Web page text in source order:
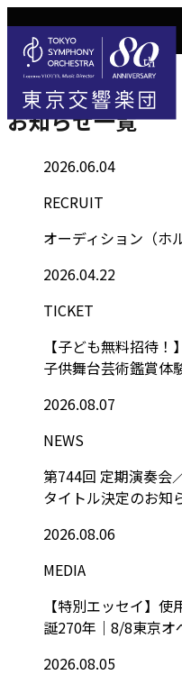
トップ お知らせ一覧
Information
お知らせ一覧
2026.06.04
RECRUIT
オーディション（ホ
2026.04.22
TICKET
【子ども無料招待
子供舞台芸術鑑賞体
2026.08.07
NEWS
第744回 定期演奏
タイトル決定のお知
2026.08.06
MEDIA
【特別エッセイ】
誕270年｜8/8東京オ
2026.08.05